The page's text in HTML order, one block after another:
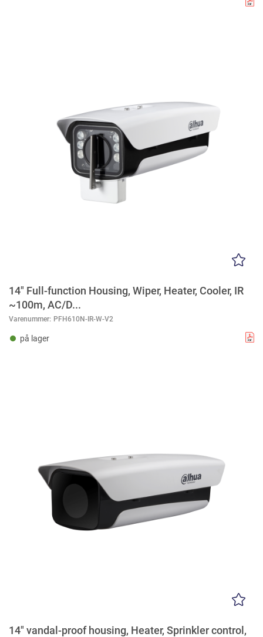
14" Full-function Housing, Wiper, Heater, Cooler, IR
~100m, AC/D...
Varenummer: PFH610N-IR-W-V2
på lager
14" vandal-proof housing, Heater, Sprinkler control,